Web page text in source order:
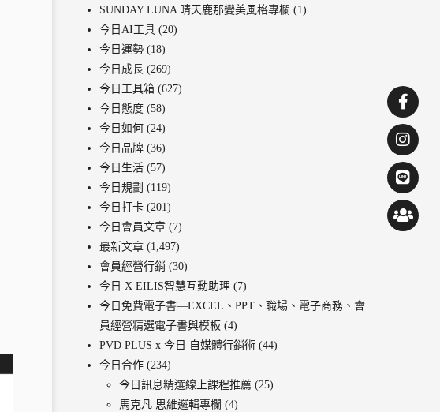
SUNDAY LUNA 晴天鹿那變美風格專欄 (1)
今日AI工具 (20)
今日運勢 (18)
今日成長 (269)
今日工具箱 (627)
今日態度 (58)
今日如何 (24)
今日品牌 (36)
今日生活 (57)
今日規劃 (119)
今日打卡 (201)
今日會員文章 (7)
最新文章 (1,497)
會員經營行銷 (30)
今日 X EILIS智慧互動助理 (7)
今日免費電子書—EXCEL、PPT、職場、電子商務、會
員經營精選電子書與模板 (4)
PVD PLUS x 今日 自媒體行銷術 (44)
今日合作 (234)
今日訊息精選線上課程推薦 (25)
馬克凡 思維邏輯專欄 (4)